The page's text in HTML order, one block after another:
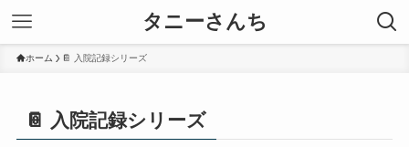
タニーさんち
ホーム 📔 入院記録シリーズ
📔 入院記録シリーズ